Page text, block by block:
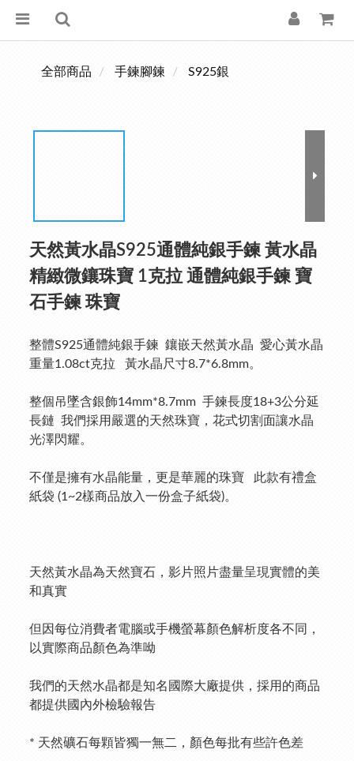
全部商品 手鍊腳鍊 S925銀
天然黃水晶S925通體純銀手鍊 黃水晶
精緻微鑲珠寶 1克拉 通體純銀手鍊 寶
石手鍊 珠寶
整體S925通體純銀手鍊  鑲嵌天然黃水晶  愛心黃水晶
重量1.08ct克拉   黃水晶尺寸8.7*6.8mm。
整個吊墜含銀飾14mm*8.7mm  手鍊長度18+3公分延
長鏈  我們採用嚴選的天然珠寶，花式切割面讓水晶
光澤閃耀。
不僅是擁有水晶能量，更是華麗的珠寶   此款有禮盒
紙袋 (1~2樣商品放入一份盒子紙袋)。
天然黃水晶為天然寶石，影片照片盡量呈現實體的美
和真實
但因每位消費者電腦或手機螢幕顏色解析度各不同，
以實際商品顏色為準呦
我們的天然水晶都是知名國際大廠提供，採用的商品
都提供國內外檢驗報告
* 天然礦石每顆皆獨一無二，顏色每批有些許色差